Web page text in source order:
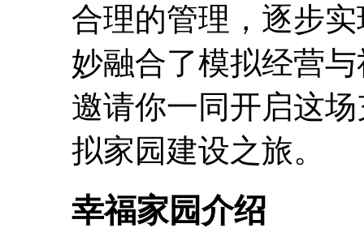
合理的管理，逐步
妙融合了模拟经营
邀请你一同开启这
拟家园建设之旅。
幸福家园介绍